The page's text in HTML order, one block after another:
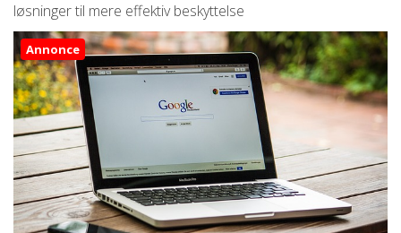
løsninger til mere effektiv beskyttelse
Annonce